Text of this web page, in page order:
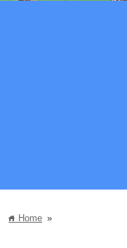
home Home »